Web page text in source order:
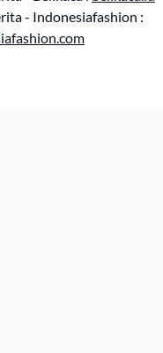
- Indonesiafashion :